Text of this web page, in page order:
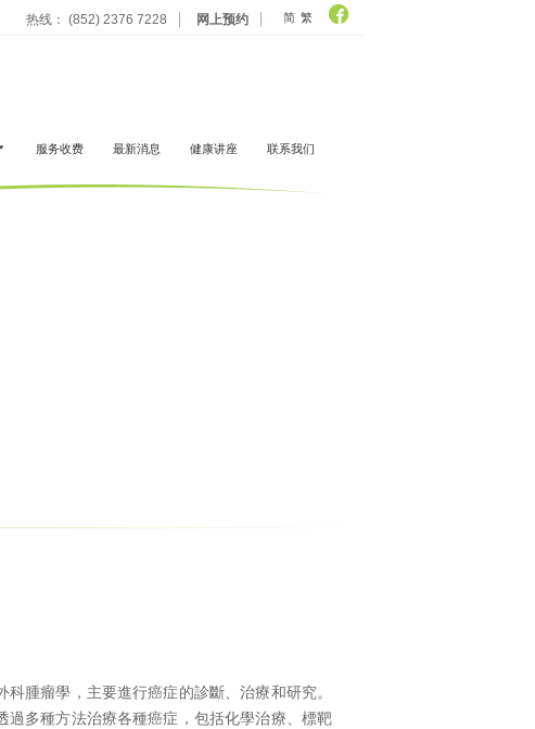
热线： (852) 2376 7228 网上预约 简 繁
服务收费 最新消息 健康讲座 联系我们
腫瘤學，主要進行癌症的診斷、治療和研究。
多種方法治療各種癌症，包括化學治療、標靶